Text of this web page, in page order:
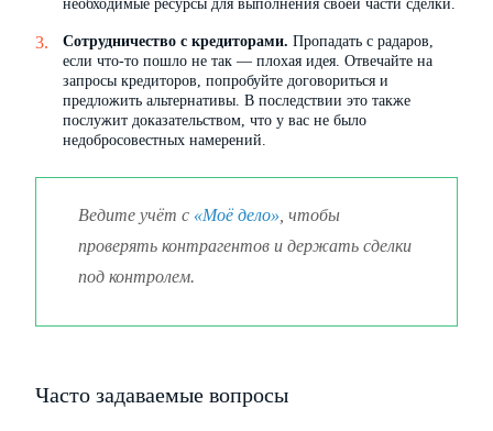
необходимые ресурсы для выполнения своей части сделки.
Сотрудничество с кредиторами. Пропадать с радаров,
если что-то пошло не так — плохая идея. Отвечайте на
запросы кредиторов, попробуйте договориться и
предложить альтернативы. В последствии это также
послужит доказательством, что у вас не было
недобросовестных намерений.
Ведите учёт с «Моё дело» , чтобы
проверять контрагентов и держать сделки
под контролем.
Часто задаваемые вопросы